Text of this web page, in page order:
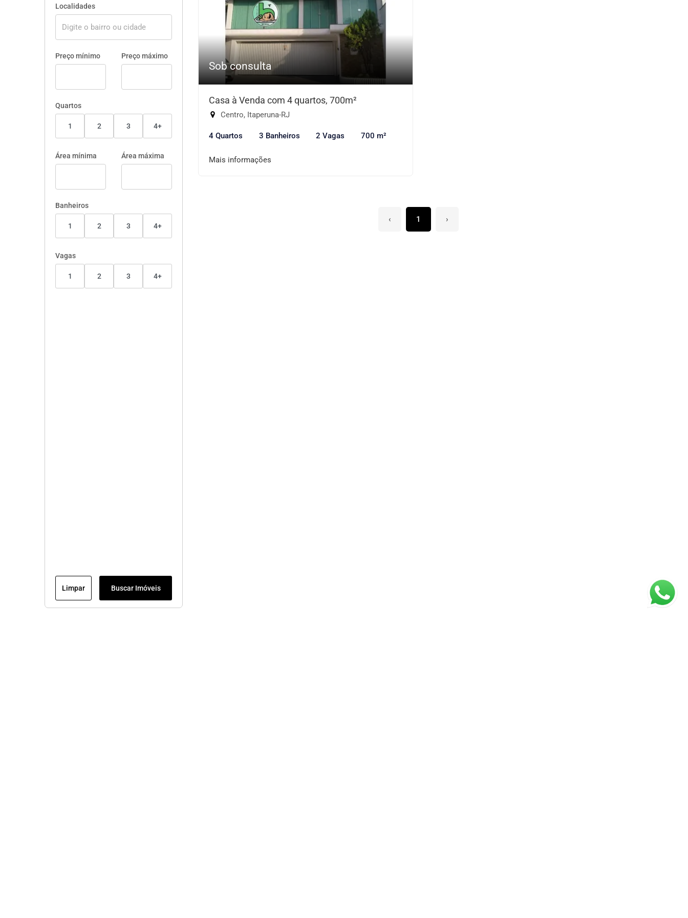
Localidades
Preço mínimo Preço máximo
Quartos
1 2 3 4+
Área mínima Área máxima
Banheiros
1 2 3 4+
Vagas
1 2 3 4+
Limpar Buscar Imóveis
Sob consulta
Casa à Venda com 4 quartos, 700m²
Centro, Itaperuna-RJ
4 Quartos 3 Banheiros 2 Vagas 700 m²
Mais informações
‹ 1 ›